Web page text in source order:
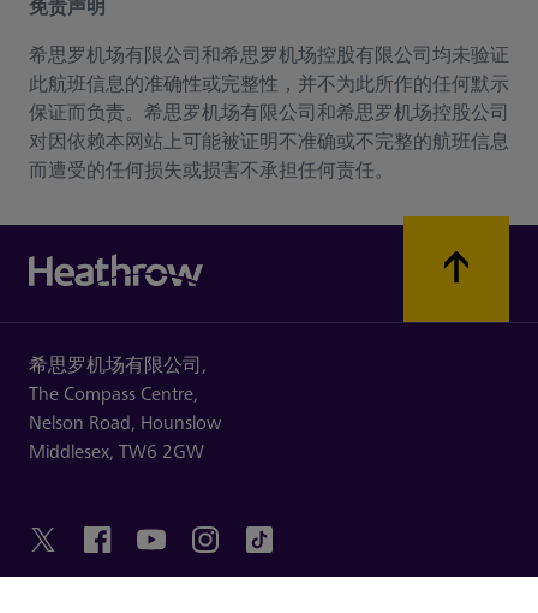
免责声明
希思罗机场有限公司和希思罗机场控股有限公司均未验证
此航班信息的准确性或完整性，并不为此所作的任何默示
保证而负责。希思罗机场有限公司和希思罗机场控股公司
对因依赖本网站上可能被证明不准确或不完整的航班信息
而遭受的任何损失或损害不承担任何责任。
希思罗机场有限公司,
The Compass Centre,
Nelson Road, Hounslow
Middlesex, TW6 2GW